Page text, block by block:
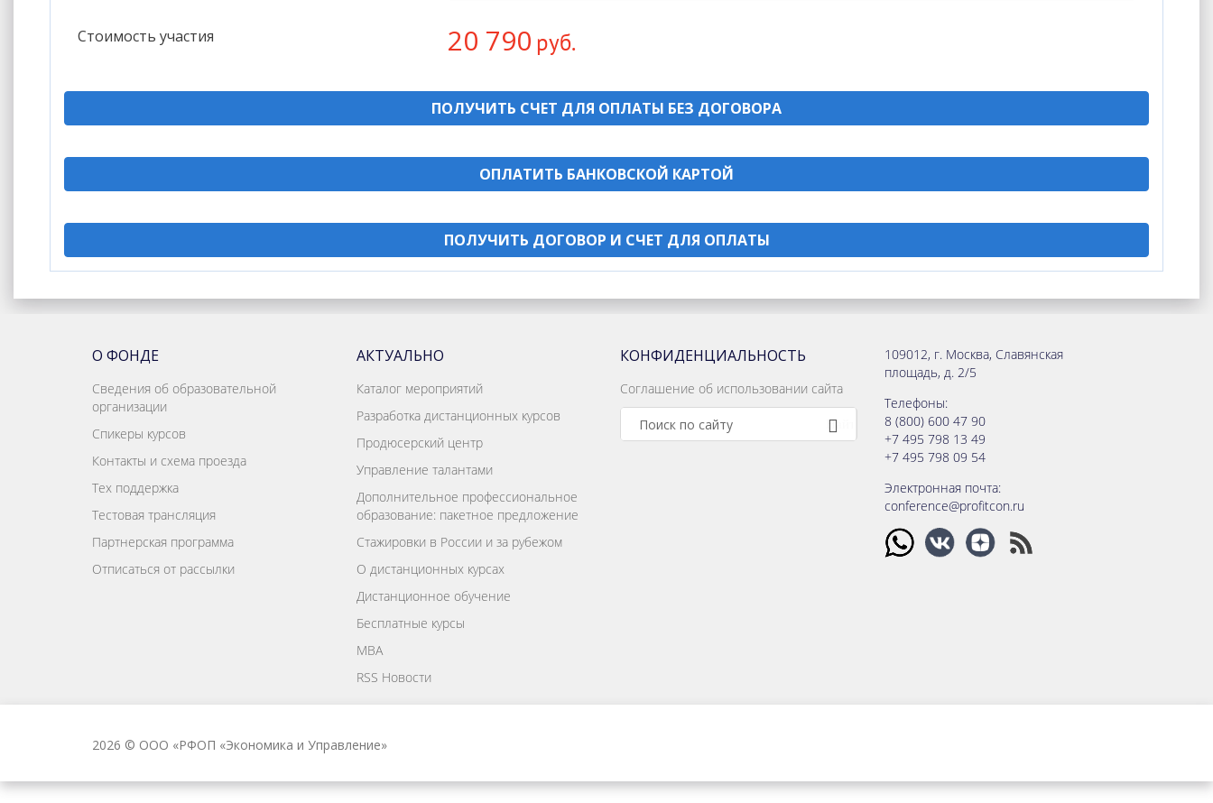
Стоимость участия 20 790 руб.
ПОЛУЧИТЬ СЧЕТ ДЛЯ ОПЛАТЫ БЕЗ ДОГОВОРА
ОПЛАТИТЬ БАНКОВСКОЙ КАРТОЙ
ПОЛУЧИТЬ ДОГОВОР И СЧЕТ ДЛЯ ОПЛАТЫ
О ФОНДЕ
Сведения об образовательной
организации
Спикеры курсов
Контакты и схема проезда
Тех поддержка
Тестовая трансляция
Партнерская программа
Отписаться от рассылки
АКТУАЛЬНО
Каталог мероприятий
Разработка дистанционных курсов
Продюсерский центр
Управление талантами
Дополнительное профессиональное
образование: пакетное предложение
Стажировки в России и за рубежом
О дистанционных курсах
Дистанционное обучение
Бесплатные курсы
MBA
RSS Новости
КОНФИДЕНЦИАЛЬНОСТЬ
Соглашение об использовании сайта
109012, г. Москва, Славянская
площадь, д. 2/5
Телефоны:
8 (800) 600 47 90
+7 495 798 13 49
+7 495 798 09 54
Электронная почта:
conference@profitcon.ru
2026 © ООО «РФОП «Экономика и Управление»